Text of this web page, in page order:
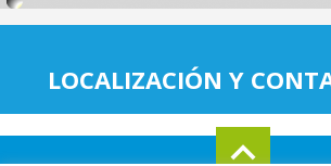
LOCALIZACIÓN Y